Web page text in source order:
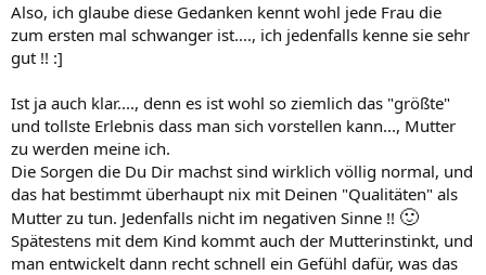
Also, ich glaube diese Gedanken kennt wohl jede Frau die
zum ersten mal schwanger ist...., ich jedenfalls kenne sie sehr
gut !! :]
Ist ja auch klar...., denn es ist wohl so ziemlich das "größte"
und tollste Erlebnis dass man sich vorstellen kann..., Mutter
zu werden meine ich.
Die Sorgen die Du Dir machst sind wirklich völlig normal, und
das hat bestimmt überhaupt nix mit Deinen "Qualitäten" als
Mutter zu tun. Jedenfalls nicht im negativen Sinne !! 🙂
Spätestens mit dem Kind kommt auch der Mutterinstinkt, und
man entwickelt dann recht schnell ein Gefühl dafür, was das